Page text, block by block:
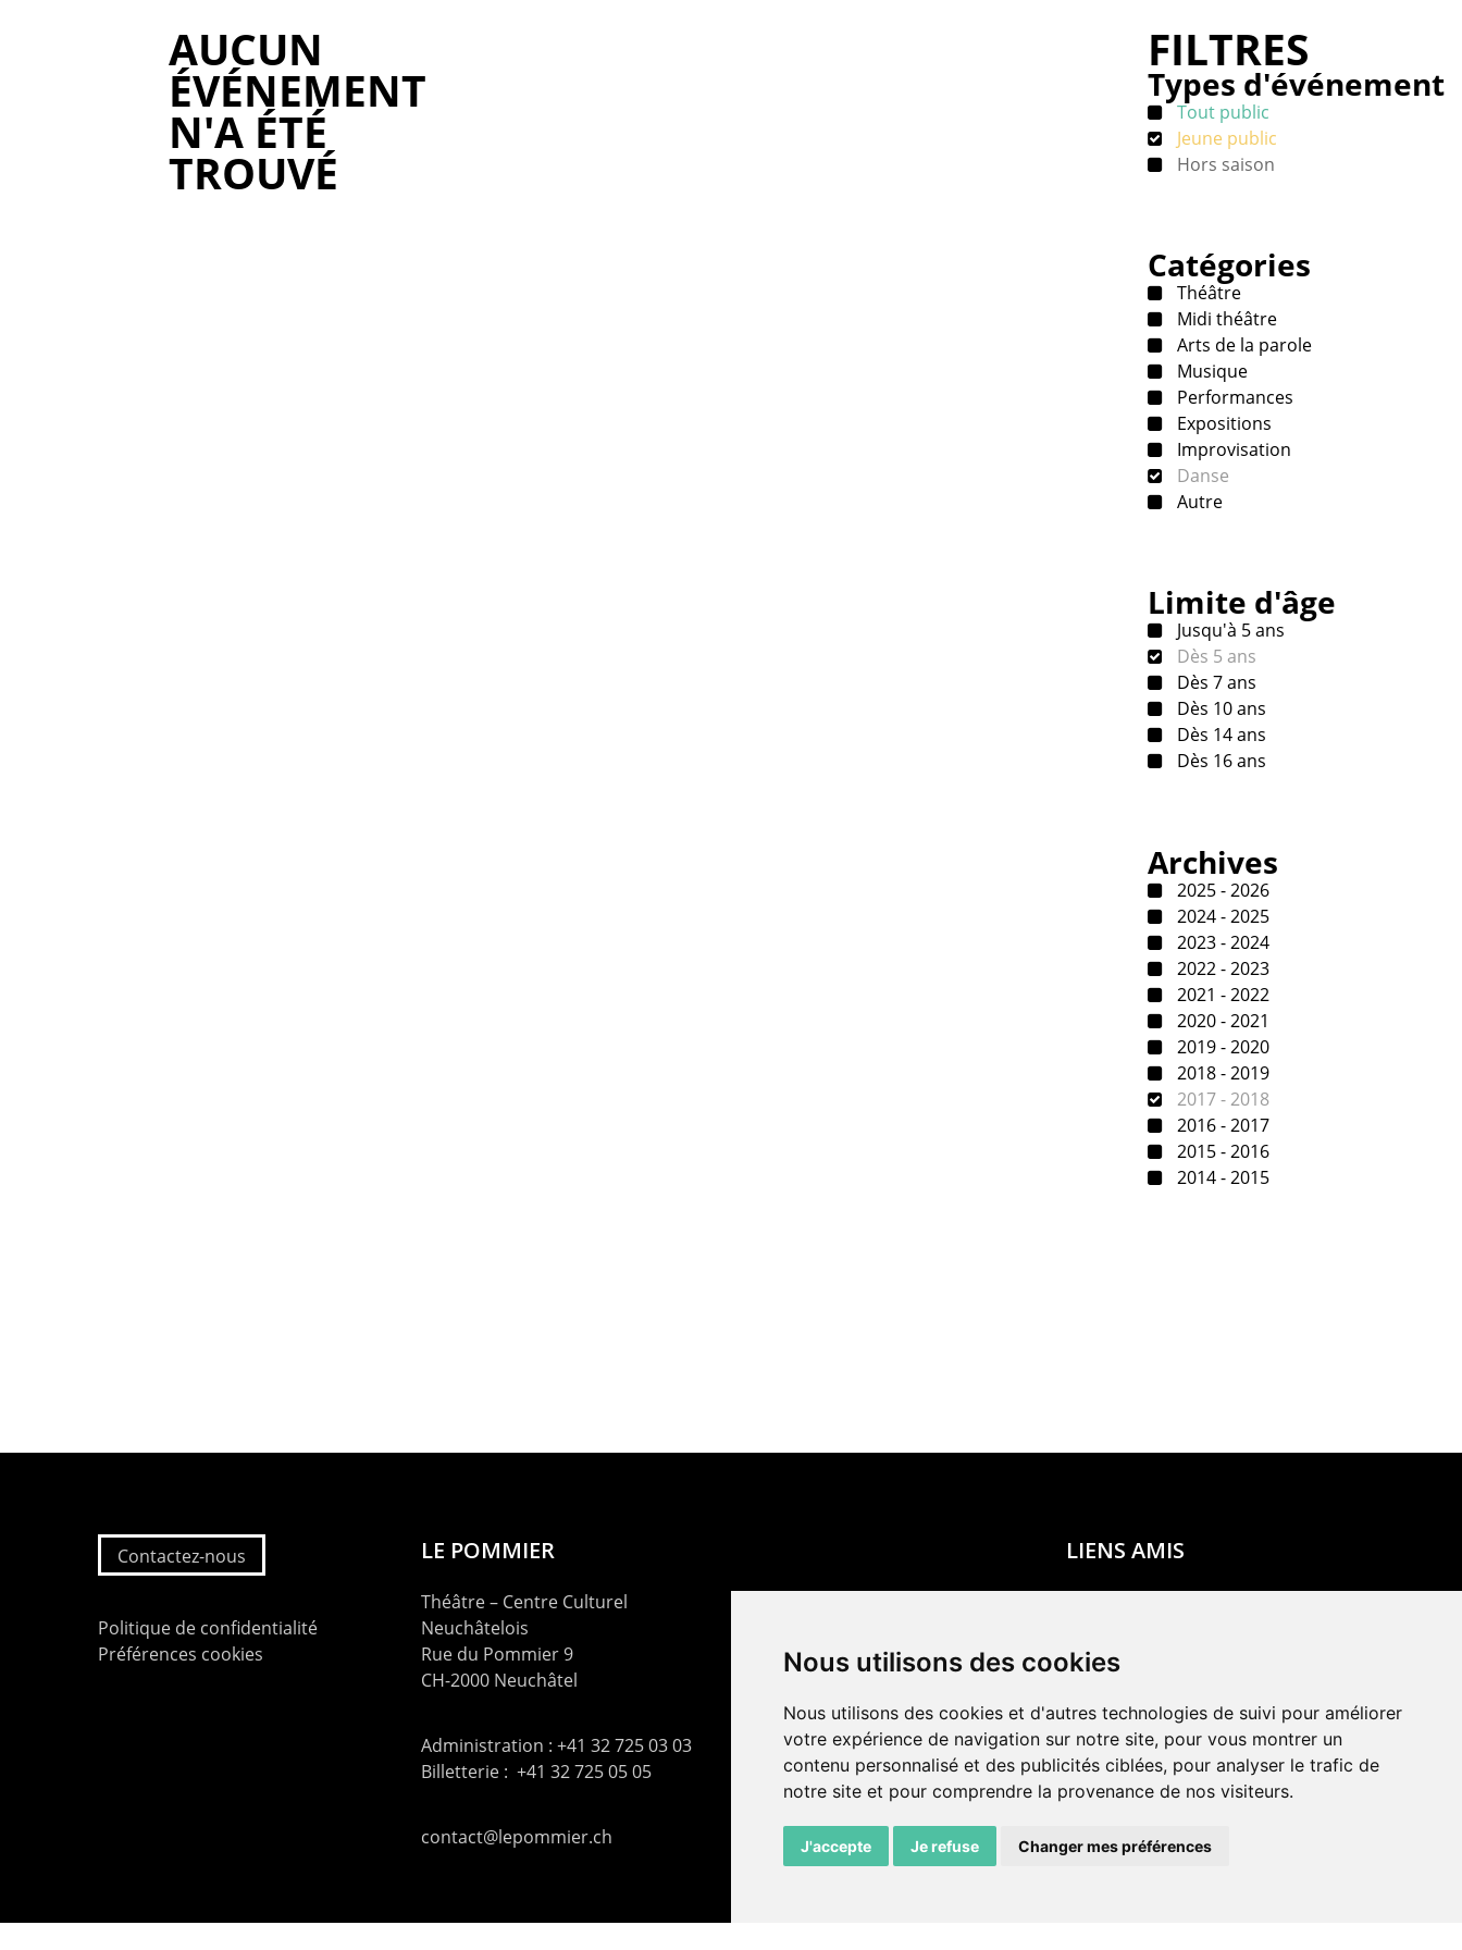
Nous utilisons des cookies
Nous utilisons des cookies et d'autres technologies de suivi pour améliorer
votre expérience de navigation sur notre site, pour vous montrer un
contenu personnalisé et des publicités ciblées, pour analyser le trafic de
notre site et pour comprendre la provenance de nos visiteurs.
J'accepte Je refuse Changer mes préférences
AUCUN
ÉVÉNEMENT
N'A ÉTÉ
TROUVÉ
FILTRES
Types d'événement
Tout public
Jeune public
Hors saison
Catégories
Théâtre
Midi théâtre
Arts de la parole
Musique
Performances
Expositions
Improvisation
Danse
Autre
Limite d'âge
Jusqu'à 5 ans
Dès 5 ans
Dès 7 ans
Dès 10 ans
Dès 14 ans
Dès 16 ans
Archives
2025 - 2026
2024 - 2025
2023 - 2024
2022 - 2023
2021 - 2022
2020 - 2021
2019 - 2020
2018 - 2019
2017 - 2018
2016 - 2017
2015 - 2016
2014 - 2015
Contactez-nous
Politique de confidentialité
Préférences cookies
LE POMMIER
Théâtre – Centre Culturel
Neuchâtelois
Rue du Pommier 9
CH-2000 Neuchâtel
Administration : +41 32 725 03 03
Billetterie : +41 32 725 05 05
contact@lepommier.ch
LIENS AMIS